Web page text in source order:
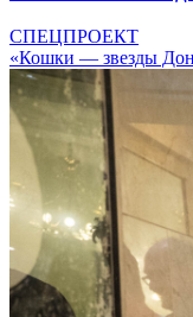
СПЕЦПРОЕКТ
«Кошки — звезды